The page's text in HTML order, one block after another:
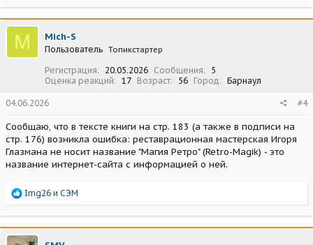
а
к
ц
и
и
M Mich-S
Пользователь Топикстартер
Регистрация 20.05.2026 Сообщения
5
Оценка реакций
17 Возраст 56 Город Барнаул
04.06.2026 #4
Сообщаю, что в тексте книги на стр. 183 (а также в подписи на
стр. 176) возникла ошибка: реставрационная мастерская Игоря
Глазмана не носит название "Магия Ретро" (Retro-Magik) - это
название интернет-сайта с информацией о ней.
Р
а
к
ц
Img26 и СЭМ